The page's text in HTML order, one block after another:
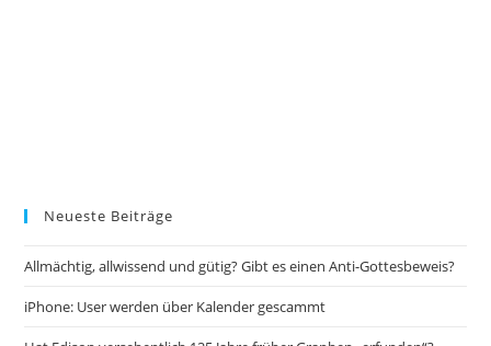
Neueste Beiträge
Allmächtig, allwissend und gütig? Gibt es einen Anti-Gottesbeweis?
iPhone: User werden über Kalender gescammt